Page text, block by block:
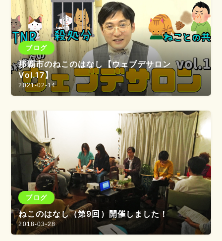
ブログ
那覇市のねこのはなし【ウェブデサロン
Vol.17】
2021-02-14
ブログ
ねこのはなし（第9回）開催しました！
2018-03-28